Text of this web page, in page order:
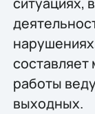
составляет
работы
выходных.